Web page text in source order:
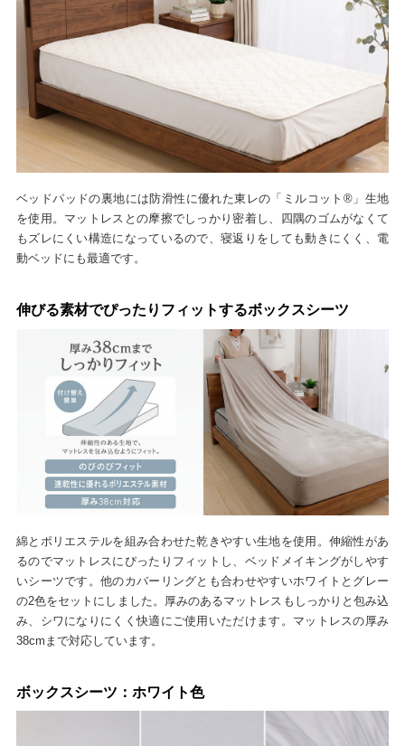
ベッドパッドの裏地には防滑性に優れた東レの「ミルコット®」生地
を使用。マットレスとの摩擦でしっかり密着し、四隅のゴムがなくて
もズレにくい構造になっているので、寝返りをしても動きにくく、電
動ベッドにも最適です。
伸びる素材でぴったりフィットするボックスシーツ
綿とポリエステルを組み合わせた乾きやすい生地を使用。伸縮性があ
るのでマットレスにぴったりフィットし、ベッドメイキングがしやす
いシーツです。他のカバーリングとも合わせやすいホワイトとグレー
の2色をセットにしました。厚みのあるマットレスもしっかりと包み込
み、シワになりにくく快適にご使用いただけます。マットレスの厚み
38cmまで対応しています。
ボックスシーツ：ホワイト色